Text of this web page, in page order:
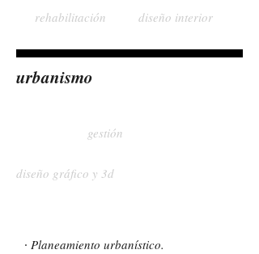
· Planeamiento urbanístico.
rehabilitación diseño interior
gestión
diseño gráfico y 3d
urbanismo